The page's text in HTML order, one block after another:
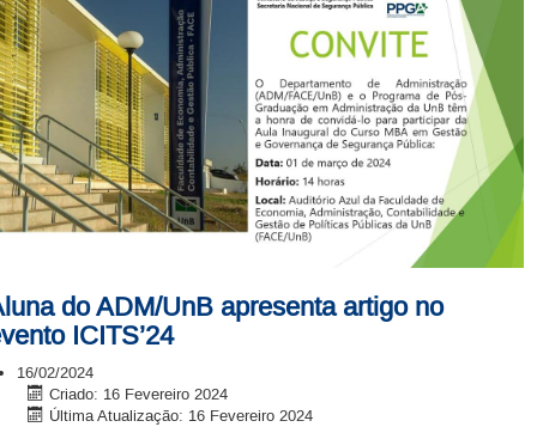
do ADM/UnB apresenta artigo no
ICITS’24
16/02/2024
Criado: 16 Fevereiro 2024
Última Atualização: 16 Fevereiro 2024